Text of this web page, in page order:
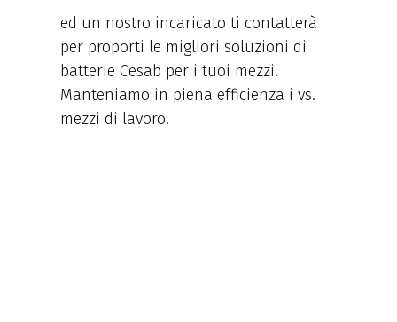
ed un nostro incaricato ti contatterà
per proporti le migliori soluzioni di
batterie Cesab per i tuoi mezzi.
Manteniamo in piena efficienza i vs.
mezzi di lavoro.